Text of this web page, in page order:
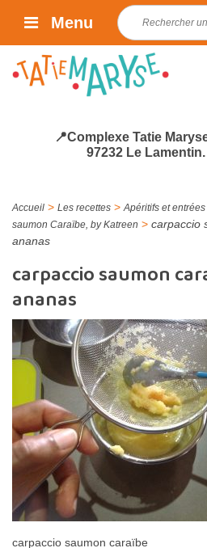
Rechercher :
Menu
📍Complexe Tatie
97232 Le
Accueil > Les recettes > Apéritifs et entrées
saumon Caraïbe, by Katreen > carpaccio
ananas
carpaccio saumon
ananas
carpaccio saumon caraïbe